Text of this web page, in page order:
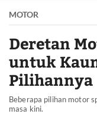
MOTOR
Deretan
untuk
Pilihannya
Beberapa pilihan motor
masa kini.